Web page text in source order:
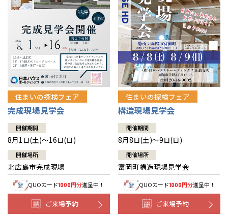
1メーターモジュール
冷暖房標準装備
24時間対応コールセンター
デザイン賞各種受賞
セントラルヒーティング
暮らし方提案
住まいのコラム
住まいのお手入れ集
介護保険利用で快適リフォーム
展示場案内
分譲マンション トップ
ワザックとは
高い信頼性
安心の管理体制
ギャラリー
会社情報
会社情報 トップ
ニュースリリース
代表ごあいさつ
企業理念
会社概要
事業部紹介
お問い合わせ
会員サイト
住まいの探検フェア
完成現場見学会
開催期間
8月1日(土)～16日(日)
開催場所
北広島市完成現場
QUOカード1000円分進呈中！
ご来場予約
住まいの探検フェア
構造現場見学会
開催期間
8月8日(土)～9日(日)
開催場所
富岡町構造現場見学会
QUOカード1000円分進呈中！
ご来場予約